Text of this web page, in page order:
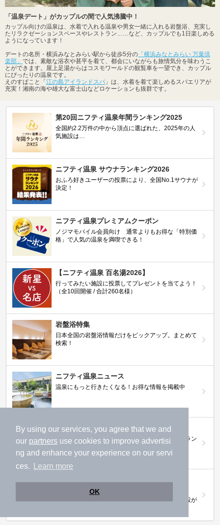
By using our services, you agree that we and
our partners use cookies to improve advertisi
ng and enhance your experience on our servi
ces.
Learn more
OK
「温泉デート」がカップルの間で人気沸騰中！
カップル向けの温泉は、水着で入れる温泉や男女一緒に入れる岩盤浴、充実し
たリラクゼーションスペースやレストラン……など、カップルでも1日楽しめる
ようになっています！
デートの名所・横浜みなとみらい駅から徒歩5分の 「横浜みなとみらい 万葉倶
楽部」 では、素敵な浴衣や甚平を着て、都会にいながらも旅情気分を味わうこ
とができます。屋上足湯からはコスモワールドの観覧車を一望でき、カップル
にぴったりの温泉です。
えのすぱこと「江の島アイランドスパ 」は、水着を着て楽しめるスパエリアが
充実！湘南の海や雄大な富士山などロケーションも抜群です。
第20回ニフティ温泉年間ランキング2025
全国約2.2万件の中から頂点に選ばれた、2025年の人
気施設は…
ニフティ温泉 サウナランキング2026
おふろ好きユーザーの投票により、全国No.1サウナが
決定！
ニフティ温泉プレミアムクーポン
ノジマモバイル会員向け 通常よりもお得な「特別価
格」で人気の温泉を満喫できる！
【ニフティ温泉 百名湯2026】
行ってみたい施設に投票してプレゼントを当てよう！
（全10回開催 / 合計260名様）
岩盤浴特集
日本全国の岩盤浴情報だけをピックアップ。まとめて
検索！
ニフティ温泉ニュース
温泉にもっと行きたくなる！お得な情報を掲載中
ニフティ温泉 おふろパス
温浴施設をお得に楽しめるサブスクリプションプラン
株主優待制度で人気の温浴施設に行こう！対象施設が